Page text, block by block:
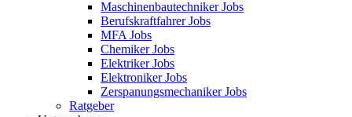
Maschinenbautechniker Jobs
Berufskraftfahrer Jobs
MFA Jobs
Chemiker Jobs
Elektriker Jobs
Elektroniker Jobs
Zerspanungsmechaniker Jobs
Ratgeber